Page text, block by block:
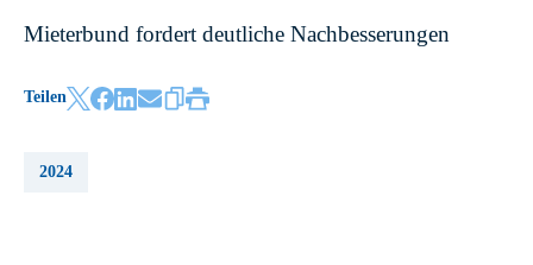
Mieterbund fordert deutliche Nachbesserungen
Teilen
2024